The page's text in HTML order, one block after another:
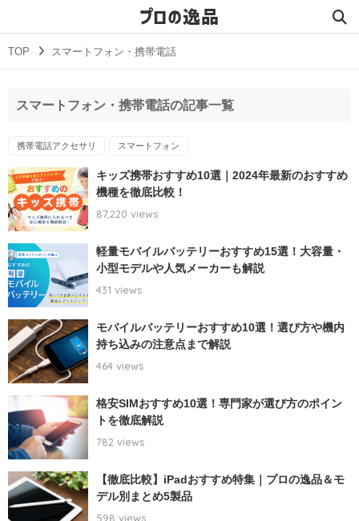
プロの逸品
TOP スマートフォン・携帯電話
スマートフォン・携帯電話の記事一覧
携帯電話アクセサリ スマートフォン
キッズ携帯おすすめ10選｜2024年最新のおすすめ
機種を徹底比較！
87,220 views
軽量モバイルバッテリーおすすめ15選！大容量・
小型モデルや人気メーカーも解説
431 views
モバイルバッテリーおすすめ10選！選び方や機内
持ち込みの注意点まで解説
464 views
格安SIMおすすめ10選！専門家が選び方のポイン
トを徹底解説
782 views
【徹底比較】iPadおすすめ特集｜プロの逸品＆モ
デル別まとめ5製品
598 views